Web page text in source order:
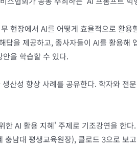
현장에서 AI를 어떻게 효율적으로 활
을 제공하고, 종사자들이 AI를 활용
을 학습할 수 있다.
산성 향상 사례를 공유한다. 학자와
AI 활용 지혜' 주제로 기조강연을 한
남대 평생교육원장), 클로드 3으로 보